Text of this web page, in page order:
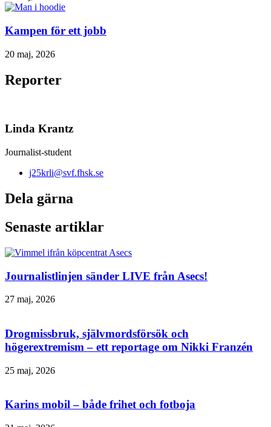
Kampen för ett jobb
20 maj, 2026
Reporter
Linda Krantz
Journalist-student
j25krli@svf.fhsk.se
Dela gärna
Senaste artiklar
Journalistlinjen sänder LIVE från Asecs!
27 maj, 2026
Drogmissbruk, självmordsförsök och
högerextremism – ett reportage om Nikki Franzén
25 maj, 2026
Karins mobil – både frihet och fotboja